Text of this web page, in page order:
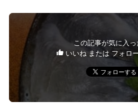
この記事が気に入っ
いいね または フォロ